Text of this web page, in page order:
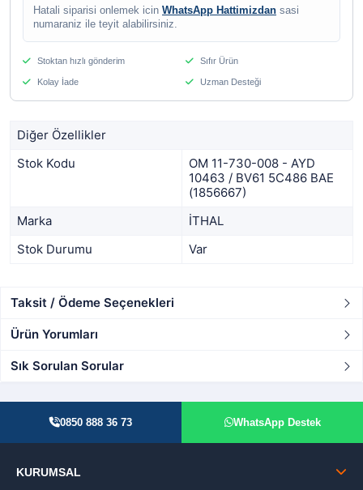
Hatali siparisi onlemek icin WhatsApp Hattimizdan sasi
numaraniz ile teyit alabilirsiniz.
Stoktan hızlı gönderim Sıfır Ürün
Kolay İade Uzman Desteği
Diğer Özellikler
Stok Kodu
OM 11-730-008 - AYD
10463 / BV61 5C486 BAE
(1856667)
Marka
İTHAL
Stok Durumu
Var
Taksit / Ödeme Seçenekleri
Ürün Yorumları
Sık Sorulan Sorular
0850 888 36 73 WhatsApp Destek
KURUMSAL